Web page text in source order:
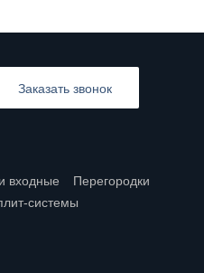
двери
входные
Перегородки
системы
Заказать звонок